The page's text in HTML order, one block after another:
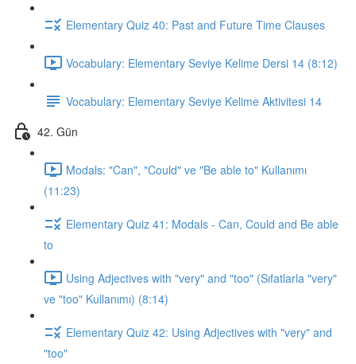
Elementary Quiz 40: Past and Future Time Clauses
Vocabulary: Elementary Seviye Kelime Dersi 14 (8:12)
Vocabulary: Elementary Seviye Kelime Aktivitesi 14
42. Gün
Modals: "Can", "Could" ve "Be able to" Kullanımı
(11:23)
Elementary Quiz 41: Modals - Can, Could and Be able
to
Using Adjectives with "very" and "too" (Sıfatlarla "very"
ve "too" Kullanımı) (8:14)
Elementary Quiz 42: Using Adjectives with "very" and
"too"